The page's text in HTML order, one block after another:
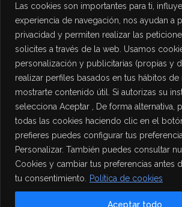
Las cookies son importantes para ti,
experiencia de navegación, nos ayudan a
privacidad y permiten realizar las
solicites a través de la web. Usamos
personalización y publicitarias (propias y
realizar perfiles basados en tus hábitos de
mostrarte contenido útil. Si autorizas su
selecciona Aceptar , De forma alternativa,
todas las cookies haciendo clic en el
prefieres puedes configurar tus
Personalizar. También puedes consultar
Cookies y cambiar tus preferencias antes
tu consentimiento.
Política de cookies
Aceptar todo
PROTECCIÓN DE DATOS
Política de Privacidad
Política de Cookies
Aviso Legal